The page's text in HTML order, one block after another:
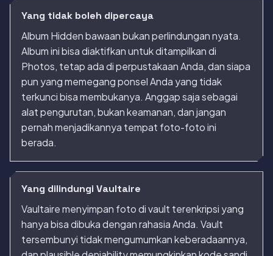
Yang tidak boleh dipercaya
Album Hidden bawaan bukan perlindungan nyata.
Album ini bisa diaktifkan untuk ditampilkan di
Photos, tetap ada di perpustakaan Anda, dan siapa
pun yang memegang ponsel Anda yang tidak
terkunci bisa membukanya. Anggap saja sebagai
alat pengurutan, bukan keamanan, dan jangan
pernah menjadikannya tempat foto-foto ini
berada.
Yang dilindungi Vaultaire
Vaultaire menyimpan foto di vault terenkripsi yang
hanya bisa dibuka dengan rahasia Anda. Vault
tersembunyi tidak mengumumkan keberadaannya,